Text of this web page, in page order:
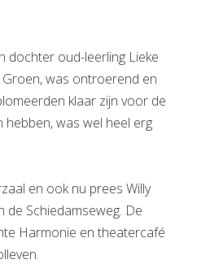
dochter oud-leerling Lieke
was ontroerend en
klaar zijn voor de
was wel heel erg
en ook nu prees Willy
Schiedamseweg. De
Harmonie en theatercafé